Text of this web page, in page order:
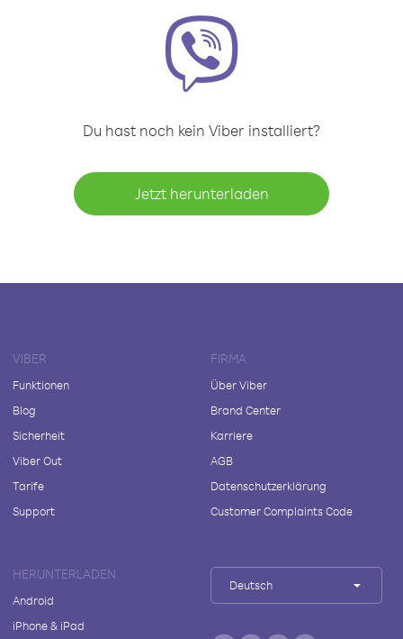
Du hast noch kein Viber installiert?
Jetzt herunterladen
VIBER
Funktionen
Blog
Sicherheit
Viber Out
Tarife
Support
FIRMA
Über Viber
Brand Center
Karriere
AGB
Datenschutzerklärung
Customer Complaints Code
HERUNTERLADEN
Android
iPhone & iPad
Deutsch